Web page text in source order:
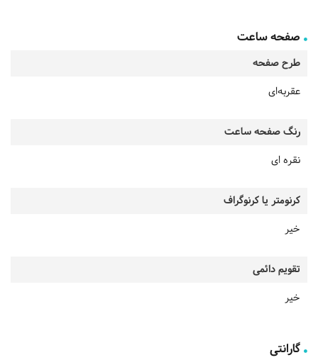
صفحه ساعت
طرح صفحه
عقربه‌ای
رنگ صفحه ساعت
نقره ای
کرنومتر یا کرنوگراف
خیر
تقویم دائمی
خیر
گارانتی